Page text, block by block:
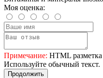
Моя оценка:
Примечание: HTML
Используйте обычный текст.
Продолжить